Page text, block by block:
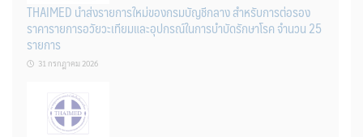
THAIMED นำส่งรายการใหม่ของกรมบัญชีกลาง สำหรับการต่อรอง
ราคารายการอวัยวะเทียมและอุปกรณ์ในการบำบัดรักษาโรค จำนวน 25
รายการ
31 กรกฎาคม 2026